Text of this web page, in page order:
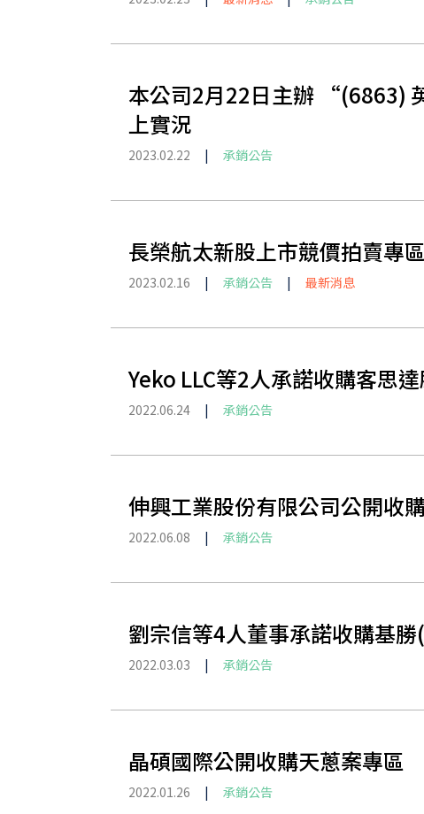
本公司2月22日主辦 “(6863)
上實況
2023.02.22 | 承銷公告
長榮航太新股上市競價拍賣專區
2023.02.16 | 承銷公告 | 最新消息
Yeko LLC等2人承諾收購客思
2022.06.24 | 承銷公告
伸興工業股份有限公司公開收
2022.06.08 | 承銷公告
劉宗信等4人董事承諾收購基
2022.03.03 | 承銷公告
晶碩國際公開收購天蔥案專區
2022.01.26 | 承銷公告